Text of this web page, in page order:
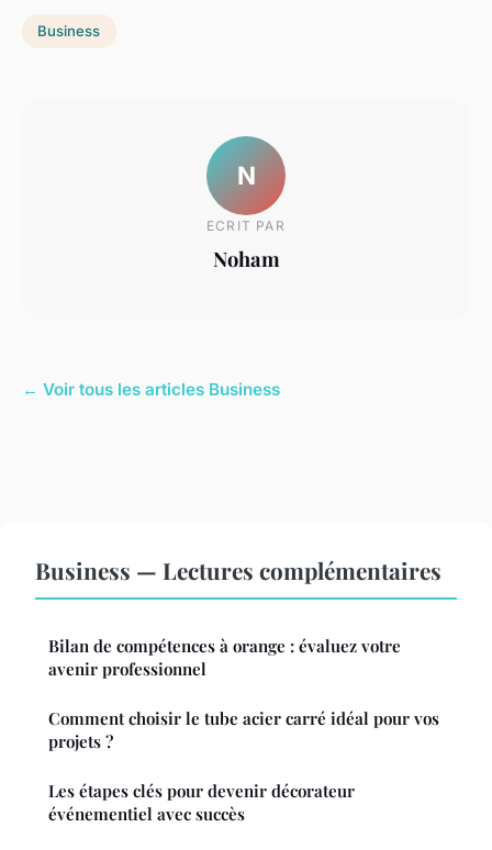
Business
N
ECRIT PAR
Noham
← Voir tous les articles Business
Business — Lectures complémentaires
Bilan de compétences à orange : évaluez votre
avenir professionnel
Comment choisir le tube acier carré idéal pour vos
projets ?
Les étapes clés pour devenir décorateur
événementiel avec succès